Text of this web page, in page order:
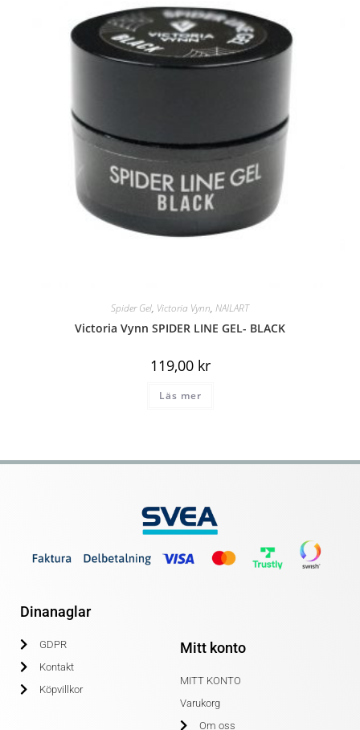
Spider Gel, Victoria Vynn, NAILART
Victoria Vynn SPIDER LINE GEL- BLACK
119,00 kr
Läs mer
Dinanaglar
GDPR
Kontakt
Köpvillkor
Mitt konto
MITT KONTO
Varukorg
Om oss